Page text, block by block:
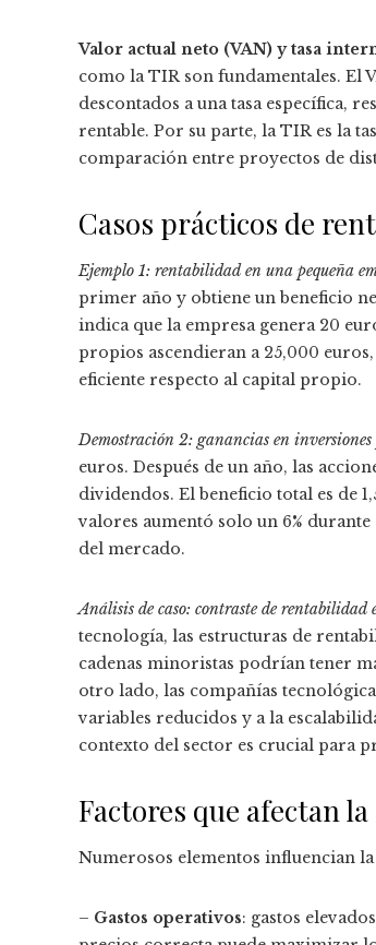
Valor actual neto (VAN) y tasa
como la TIR son fundamentales. El
descontados a una tasa específica,
rentable. Por su parte, la TIR es la
comparación entre proyectos de
Casos prácticos de
Ejemplo 1: rentabilidad en una pequeña
primer año y obtiene un beneficio
indica que la empresa genera 20
propios ascendieran a 25,000
eficiente respecto al capital propio.
Demostración 2: ganancias en inversiones
euros. Después de un año, las
dividendos. El beneficio total es de
valores aumentó solo un 6%
del mercado.
Análisis de caso: contraste de rentabilidad
tecnología, las estructuras de
cadenas minoristas podrían tener
otro lado, las compañías
variables reducidos y a la
contexto del sector es crucial para
Factores que afectan
Numerosos elementos influencian
– Gastos operativos: gastos